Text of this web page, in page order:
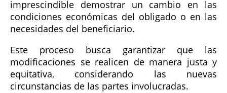
imprescindible demostrar un cambio en las
condiciones económicas del obligado o en las
necesidades del beneficiario.
Este proceso busca garantizar que las
modificaciones se realicen de manera justa y
equitativa, considerando las nuevas
circunstancias de las partes involucradas.